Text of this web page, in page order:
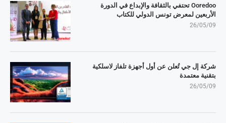
Ooredoo تحتفي بالثقافة والإبداع في الدورة
الأربعين لمعرض تونس الدولي للكتاب
26/05/09
شركة إل جي تُعلن عن أول أجهزة تلفاز لاسلكية
بتقنية معتمدة
26/05/09